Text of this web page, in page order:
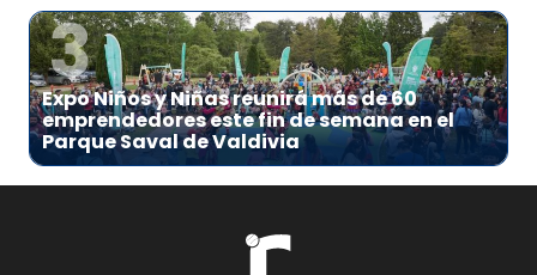
3
Expo Niños y Niñas reunirá más de 60
emprendedores este fin de semana en el
Parque Saval de Valdivia